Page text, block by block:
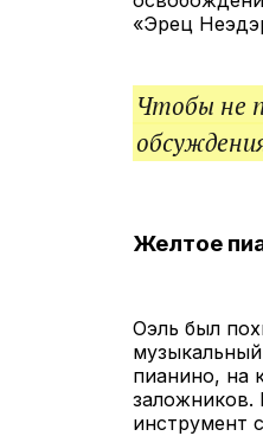
«Эрец
Чтобы не
Желтое
Оэль был
пианино, на
инструмент